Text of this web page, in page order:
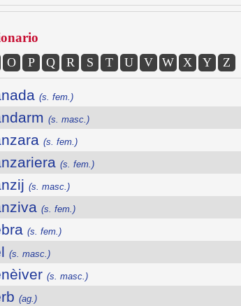
O P Q R S T U V W X Y Z
(s. fem.)
(s. masc.)
(s. fem.)
(s. fem.)
(s. masc.)
(s. fem.)
(s. fem.)
(s. masc.)
(s. masc.)
(ag.)